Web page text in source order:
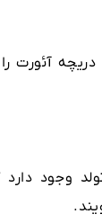
دریچه آئورت
وجود